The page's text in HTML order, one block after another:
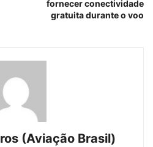
fornecer conectividade
gratuita durante o voo
(Aviação Brasil)